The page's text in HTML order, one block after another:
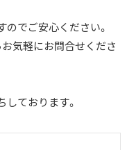
でご安心ください。
気軽にお問合せくださ
ております。